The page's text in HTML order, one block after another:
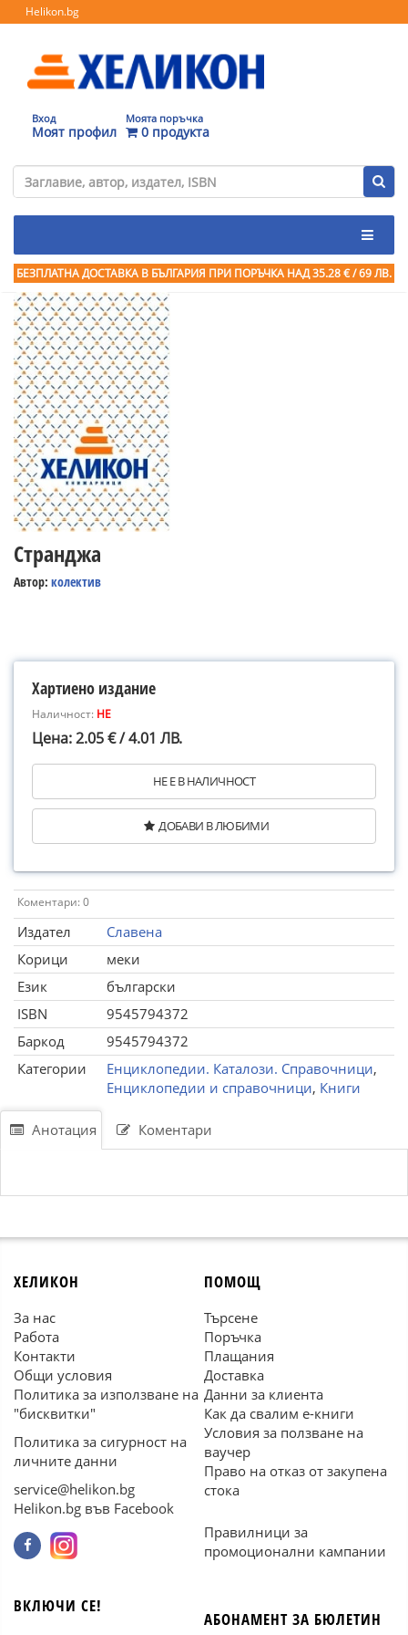
Helikon.bg
Вход
Моят профил
Моята поръчка
0 продукта
БЕЗПЛАТНА ДОСТАВКА В БЪЛГАРИЯ ПРИ ПОРЪЧКА НАД 35.28 € / 69 ЛВ.
Странджа
Автор: колектив
Хартиено издание
Наличност: НЕ
Цена: 2.05 € / 4.01 ЛВ.
НЕ Е В НАЛИЧНОСТ
ДОБАВИ В ЛЮБИМИ
Коментари: 0
Издател
Славена
Корици
меки
Език
български
ISBN
9545794372
Баркод
9545794372
Категории
Енциклопедии. Каталози. Справочници,
Енциклопедии и справочници, Книги
Анотация Коментари
ХЕЛИКОН
За нас
Работа
Контакти
Общи условия
Политика за използване на
"бисквитки"
Политика за сигурност на
личните данни
service@helikon.bg
Helikon.bg във Facebook
ПОМОЩ
Търсене
Поръчка
Плащания
Доставка
Данни за клиента
Как да свалим е-книги
Условия за ползване на
ваучер
Право на отказ от закупена
стока
Правилници за
промоционални кампании
ВКЛЮЧИ СЕ!
АБОНАМЕНТ ЗА БЮЛЕТИН